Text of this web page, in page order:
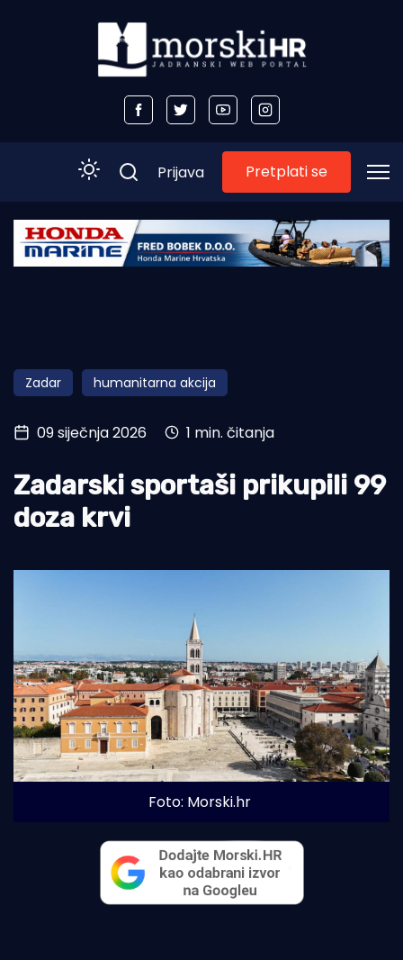
Početna
Obala
Otoci
Turizam i nautika
Pomorstvo
Ribolov
Prijava Pretplati se
Zadar humanitarna akcija
09 siječnja 2026 1 min. čitanja
Zadarski sportaši prikupili 99
doza krvi
Foto: Morski.hr